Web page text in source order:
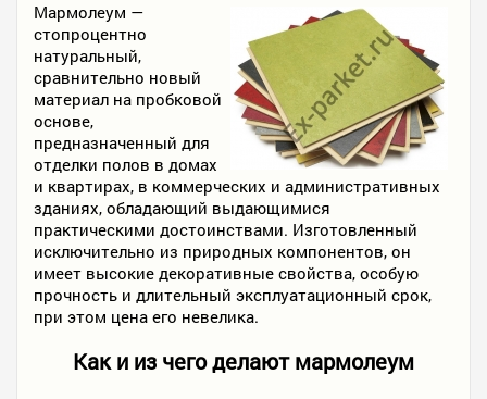
ФОТО РАБОТ
КОНТАКТЫ
ПОЛЕЗНОЕ
Мармолеум —
стопроцентно
натуральный,
сравнительно новый
материал на пробковой
основе,
предназначенный для
отделки полов в домах
и квартирах, в коммерческих и административных
зданиях, обладающий выдающимися
практическими достоинствами. Изготовленный
исключительно из природных компонентов, он
имеет высокие декоративные свойства, особую
прочность и длительный эксплуатационный срок,
при этом цена его невелика.
Как и из чего делают мармолеум